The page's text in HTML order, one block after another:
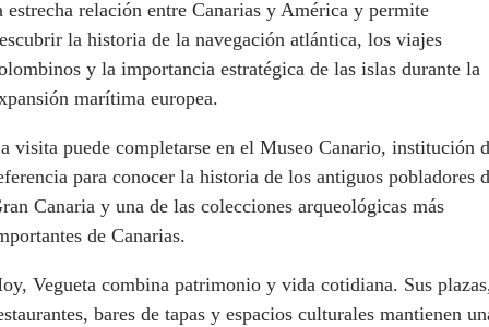
estrecha relación entre Canarias y América y permite
la historia de la navegación atlántica, los viajes
y la importancia estratégica de las islas durante la
marítima europea.
visita puede completarse en el Museo Canario, institución
para conocer la historia de los antiguos pobladores
Canaria y una de las colecciones arqueológicas más
de Canarias.
Vegueta combina patrimonio y vida cotidiana. Sus
bares de tapas y espacios culturales mantienen